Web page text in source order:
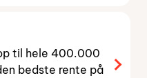
til hele 400.000
bedste rente på